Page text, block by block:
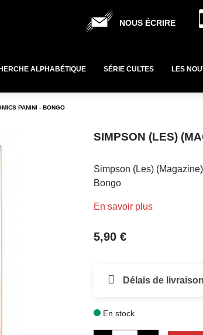
NOUS ÉCRIRE
ALPHABÉTIQUE SÉRIE CULTES LES
PANINI - BONGO
SIMPSON (LES)
Simpson (Les)
Bongo
En savoir plus
5,90 €
Délais de livraison
En stock